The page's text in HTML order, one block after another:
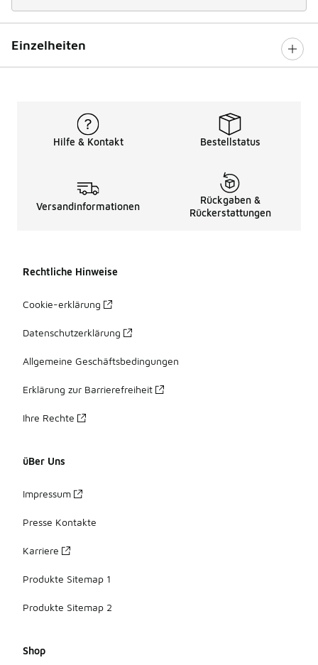
Einzelheiten
Hilfe & Kontakt Bestellstatus
Versandinformationen
Rückgaben &
Rückerstattungen
Rechtliche Hinweise
Cookie-erklärung
Datenschutzerklärung
Allgemeine Geschäftsbedingungen
Erklärung zur Barrierefreiheit
Ihre Rechte
üBer Uns
Impressum
Presse Kontakte
Karriere
Produkte Sitemap 1
Produkte Sitemap 2
Shop